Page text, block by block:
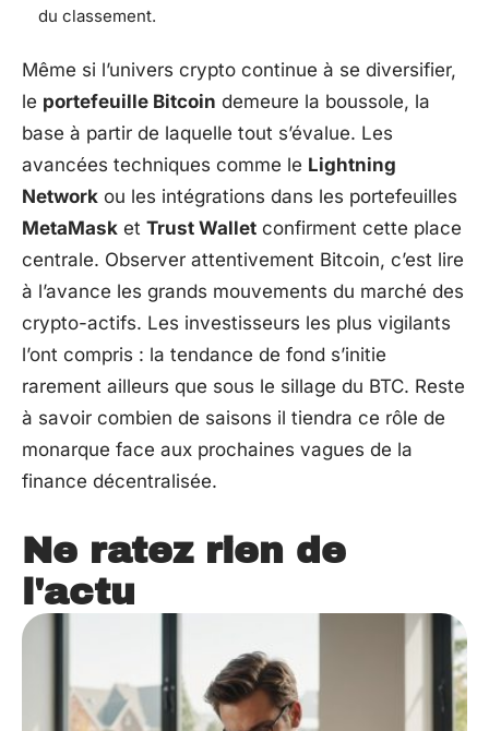
du classement.
Même si l’univers crypto continue à se diversifier,
le portefeuille Bitcoin demeure la boussole, la
base à partir de laquelle tout s’évalue. Les
avancées techniques comme le Lightning
Network ou les intégrations dans les portefeuilles
MetaMask et Trust Wallet confirment cette place
centrale. Observer attentivement Bitcoin, c’est lire
à l’avance les grands mouvements du marché des
crypto-actifs. Les investisseurs les plus vigilants
l’ont compris : la tendance de fond s’initie
rarement ailleurs que sous le sillage du BTC. Reste
à savoir combien de saisons il tiendra ce rôle de
monarque face aux prochaines vagues de la
finance décentralisée.
Ne ratez rien de
l'actu